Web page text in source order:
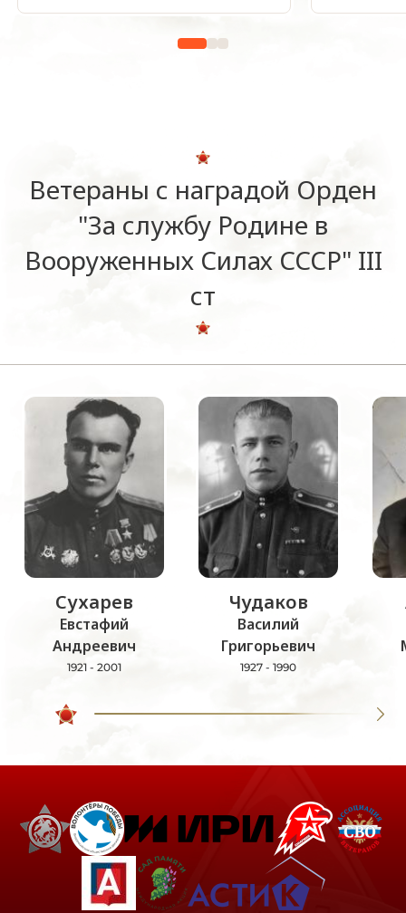
Ветераны с наградой Орден
"За службу Родине в
Вооруженных Силах СССР" III
ст
Сухарев
Евстафий
Андреевич
1921 - 2001
Чудаков
Василий
Григорьевич
1927 - 1990